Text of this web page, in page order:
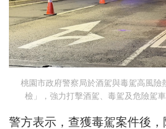
桃園市政府警察局於酒駕與毒駕高風險
檢」，強力打擊酒駕、毒駕及危險駕
警方表示，查獲毒駕案件後